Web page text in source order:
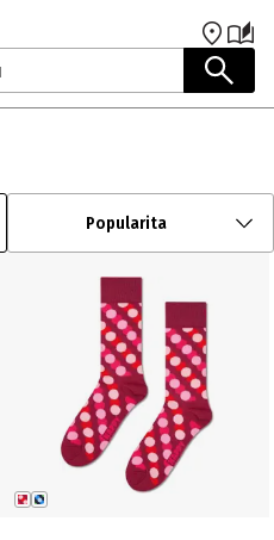
Prejsť na hlavný obsah
Popularita